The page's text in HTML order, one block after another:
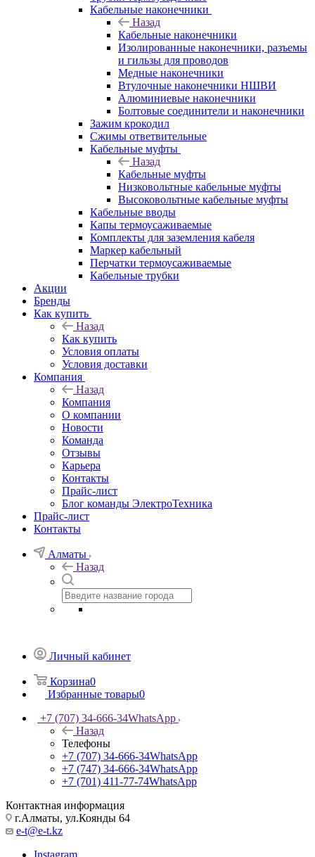
Кабельные наконечники
Назад
Кабельные наконечники
Изолированные наконечники, разъемы
и гильзы для проводов
Медные наконечники
Втулочные наконечники НШВИ
Алюминиевые наконечники
Болтовые соединители и наконечники
Зажим крокодил
Сжимы ответвительные
Кабельные муфты
Назад
Кабельные муфты
Низковольтные кабельные муфты
Высоковольтные кабельные муфты
Кабельные вводы
Капы термоусаживаемые
Комплекты для заземления кабеля
Маркер кабельный
Перчатки термоусаживаемые
Кабельные трубки
Акции
Бренды
Как купить
Назад
Как купить
Условия оплаты
Условия доставки
Компания
Назад
Компания
О компании
Новости
Команда
Отзывы
Карьера
Контакты
Прайс-лист
Блог команды ЭлектроТехника
Прайс-лист
Контакты
Алматы
Назад
Личный кабинет
Корзина0
Избранные товары0
+7 (707) 34-666-34WhatsApp
Назад
Телефоны
+7 (707) 34-666-34WhatsApp
+7 (747) 34-666-34WhatsApp
+7 (701) 411-77-74WhatsApp
Контактная информация
г.Алматы, ул.Коянды 64
e-t@e-t.kz
Instagram